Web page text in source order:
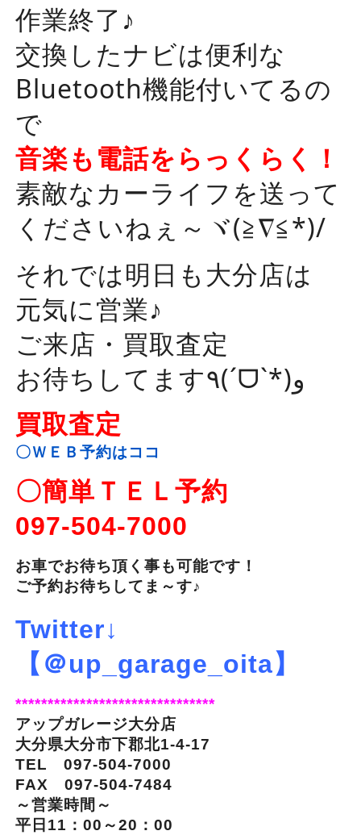
作業終了♪
交換したナビは便利な
Bluetooth機能付いてるの
で
音楽も電話をらっくらく！
素敵なカーライフを送って
くださいねぇ～ヾ(≧∇≦*)/
それでは明日も大分店は
元気に営業♪
ご来店・買取査定
お待ちしてます٩(ˊᗜˋ*)و
買取査定
〇ＷＥＢ予約はココ
〇簡単ＴＥＬ予約
097-504-7000
お車でお待ち頂く事も可能です！
ご予約お待ちしてま～す♪
Twitter↓
【＠up_garage_oita】
*******************************
アップガレージ大分店
大分県大分市下郡北1-4-17
TEL 097-504-7000
FAX 097-504-7484
～営業時間～
平日11：00～20：00